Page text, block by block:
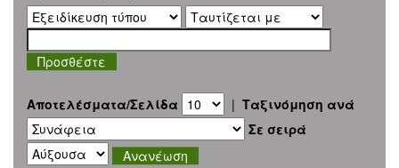
Αποτελέσματα/Σελίδα | Ταξινόμηση ανά
Σε σειρά